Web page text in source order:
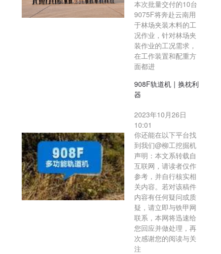
本次批量交付的10台
9075F将奔赴云南用
于林场夹装木料的工
况作业，针对林场夹
装作业的工况需求，
在工作装置和配重方
面都进
908F轨道机 | 换枕利
器
2023年10月26日
10:01
你还能在以下平台找
到我们@柳工挖掘机
声明：本文系转载自
互联网，请读者仅作
参考，并自行核实相
关内容。若对该稿件
内容有任何疑问或质
疑，请立即与铁甲网
联系，本网将迅速给
您回应并做处理，再
次感谢您的阅读与关
注